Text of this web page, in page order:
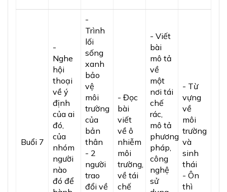
Buổi 7
-
Nghe
hội
thoại
về ý
định
của ai
đó,
của
nhóm
người
nào
đó để
-
Trình
lối
sống
xanh
bảo
vệ
môi
trường
của
bản
thân
- 2
người
trao
đổi về
- Đọc
bài
viết
về ô
nhiễm
môi
trường,
về tái
chế
- Viết
bài
mô tả
về
một
nơi tái
chế
rác,
mô tả
phương
pháp,
công
nghệ
sử
- Từ
vựng
về
môi
trường
và
sinh
thái
- Ôn
thì